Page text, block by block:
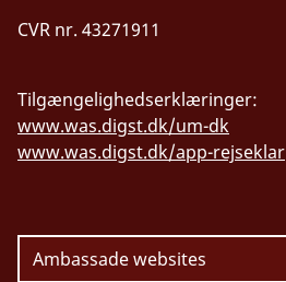
CVR nr. 43271911
Tilgængelighedserklæringer:
www.was.digst.dk/um-dk
www.was.digst.dk/app-rejseklar